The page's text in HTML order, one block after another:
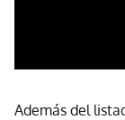
Además del